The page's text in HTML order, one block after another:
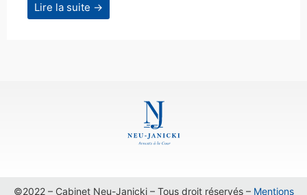
Lire la suite →
©2022 – Cabinet Neu-Janicki – Tous droit réservés – Mentions